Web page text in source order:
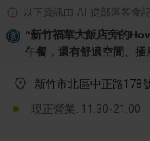
以下資訊由 AI 從部落客食
“新竹福華大飯店旁的
午餐，還有舒適空間、插
新竹市北區中正路178
現正營業: 11:30-21:00